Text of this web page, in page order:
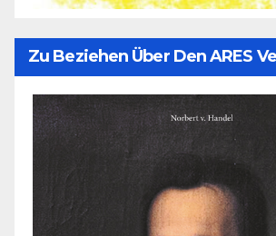
Zu Beziehen Über Den ARES